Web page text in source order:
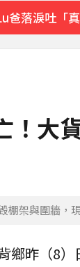
爸落淚吐「
大小事！
拜錯恐影響
！大
架與圍牆，
鄉昨（8）